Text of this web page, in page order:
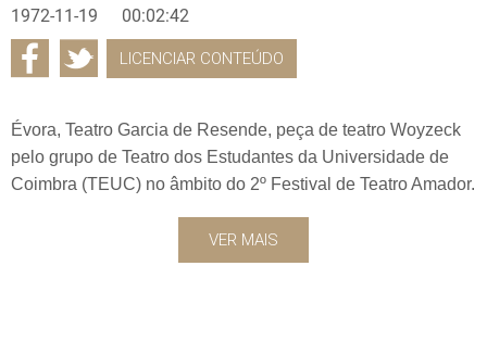
1972-11-19 00:02:42
LICENCIAR CONTEÚDO
Évora, Teatro Garcia de Resende, peça de teatro Woyzeck
pelo grupo de Teatro dos Estudantes da Universidade de
Coimbra (TEUC) no âmbito do 2º Festival de Teatro Amador.
VER MAIS